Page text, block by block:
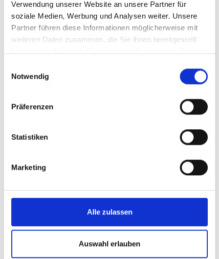
Verwendung unserer Website an unsere Partner für
soziale Medien, Werbung und Analysen weiter. Unsere
Partner führen diese Informationen möglicherweise mit
weiteren Daten zusammen, die Sie ihnen bereitgestellt
Notwendig
Präferenzen
Statistiken
Marketing
Alle zulassen
Auswahl erlauben
Baumschutz
Gerüstschutz
Straßen- oder Gebietsablagerungen
Glatteisbeseitigung
Edelstahl anfahrschutz
Outlet - Angebot
Befestigungsmittel
Durchfahrtsschutz - Balken
Verkehrsberuhigungsmaßnahmen – Schwellen/Bumper/Parkstopps